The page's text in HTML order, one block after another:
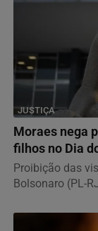
JUSTIÇA
Moraes nega
filhos no Dia
Proibição das
Bolsonaro (PL-